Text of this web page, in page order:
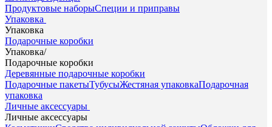
Продуктовые наборыСпеции и приправы
Упаковка
Упаковка
Подарочные коробки
Упаковка/
Подарочные коробки
Деревянные подарочные коробки
Подарочные пакетыТубусыЖестяная упаковкаПодарочная
упаковка
Личные аксессуары
Личные аксессуары